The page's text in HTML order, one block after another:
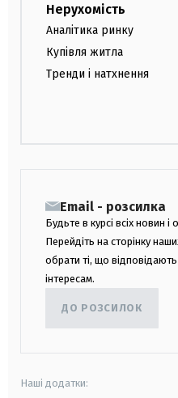
Нерухомість
Аналітика ринку
Купівля житла
Тренди і натхнення
Email - розсилка
Будьте в курсі всіх новин і
Перейдіть на сторінку
обрати ті, що
інтересам.
ДО РОЗСИЛОК
Наші додатки: